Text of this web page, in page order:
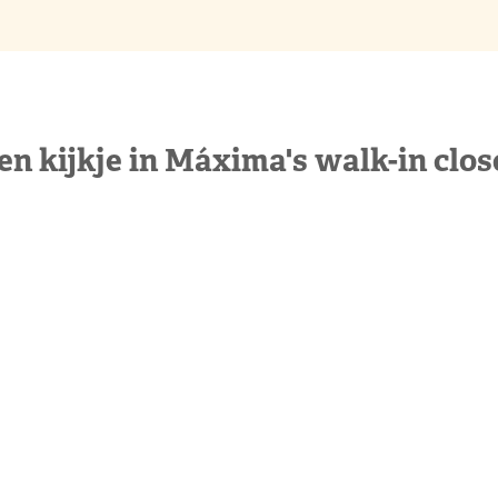
kijkje in Máxima's walk-in